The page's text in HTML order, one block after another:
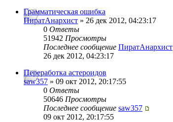
Грамматическая ошибка
ПиратАнархист » 26 дек 2012, 04:23:17
0 Ответы
51942 Просмотры
Последнее сообщение ПиратАнархист
26 дек 2012, 04:23:17
Переработка астероидов
saw357 » 09 окт 2012, 20:17:55
0 Ответы
50646 Просмотры
Последнее сообщение saw357
09 окт 2012, 20:17:55